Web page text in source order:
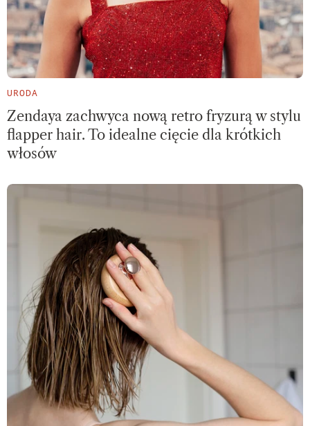
URODA
Zendaya zachwyca nową retro fryzurą w stylu
flapper hair. To idealne cięcie dla krótkich
włosów